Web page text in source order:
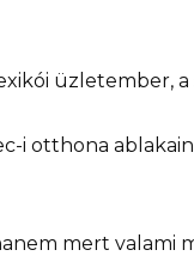
üzletember, a
i otthona
mert valami